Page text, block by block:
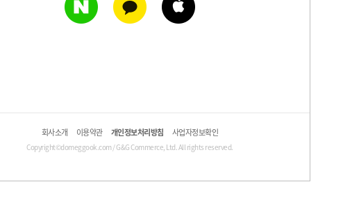
회사소개 이용약관 개인정보처리방침 사업자정보확인
Copyright©domeggook.com / G&G Commerce, Ltd. All rights reserved.